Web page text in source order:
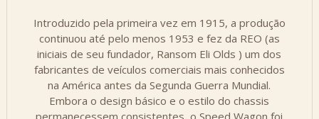
Introduzido pela primeira vez em 1915, a produção
continuou até pelo menos 1953 e fez da REO (as
iniciais de seu fundador, Ransom Eli Olds ) um dos
fabricantes de veículos comerciais mais conhecidos
na América antes da Segunda Guerra Mundial.
Embora o design básico e o estilo do chassis